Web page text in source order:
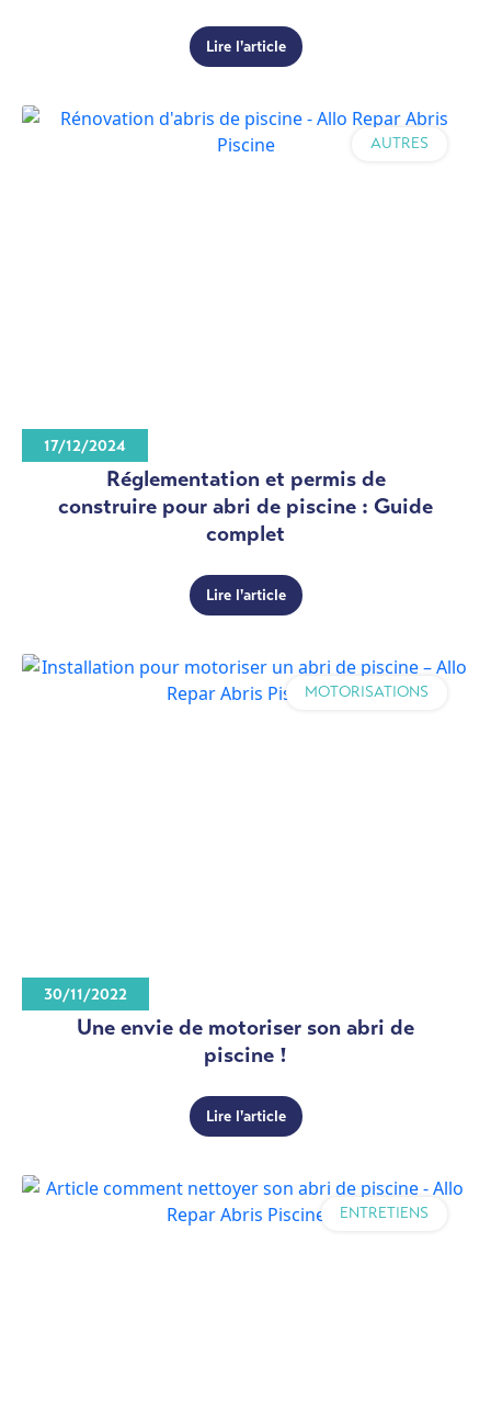
Lire l'article
AUTRES
Réglementation et permis de
construire pour abri de piscine : Guide
complet
Lire l'article
17/12/2024
MOTORISATIONS
Une envie de motoriser son abri de
piscine !
Lire l'article
30/11/2022
ENTRETIENS